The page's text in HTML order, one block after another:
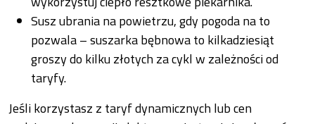
Susz ubrania na powietrzu, gdy pogoda na to
pozwala – suszarka bębnowa to kilkadziesiąt
groszy do kilku złotych za cykl w zależności od
taryfy.
Jeśli korzystasz z taryf dynamicznych lub cen